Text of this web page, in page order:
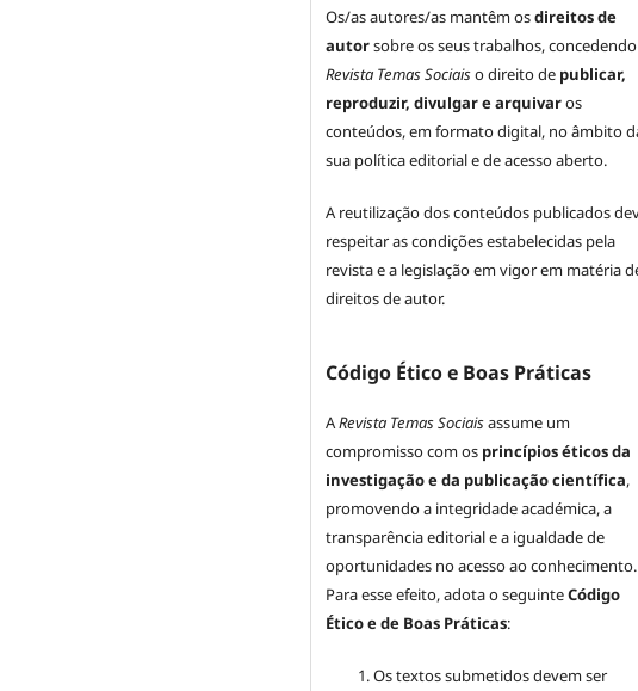
Os/as autores/as mantêm osdireitos de
autorsobre os seus trabalhos,
Revista Temas Sociaiso direito de publicar,
reproduzir, divulgar e arquivaros
conteúdos, em formato digital, no âmbito
sua política editorial e de acesso aberto.
A reutilização dos conteúdos publicados
respeitar as condições estabelecidas pela
revista e a legislação em vigor em matéria
direitos de autor.
Código Ético e Boas Práticas
ARevista Temas Sociaisassume um
compromisso com os princípios éticos da
investigação e da publicação científica,
promovendo a integridade académica, a
transparência editorial e a igualdade de
oportunidades no acesso ao conhecimento.
Para esse efeito, adota o seguinteCódigo
Ético e de Boas Práticas:
Os textos submetidos devem ser